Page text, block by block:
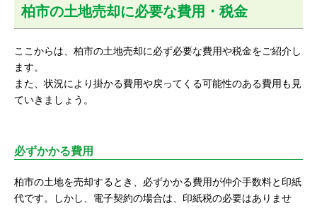
柏市の土地売却に必要な費用・税金
ここからは、柏市の土地売却に必ず必要な費用や税金をご紹介し
ます。
また、状況により掛かる費用や戻ってくる可能性のある費用も見
ていきましょう。
必ずかかる費用
柏市の土地を売却するとき、必ずかかる費用が仲介手数料と印紙
代です。しかし、電子契約の場合は、印紙税の必要はありませ